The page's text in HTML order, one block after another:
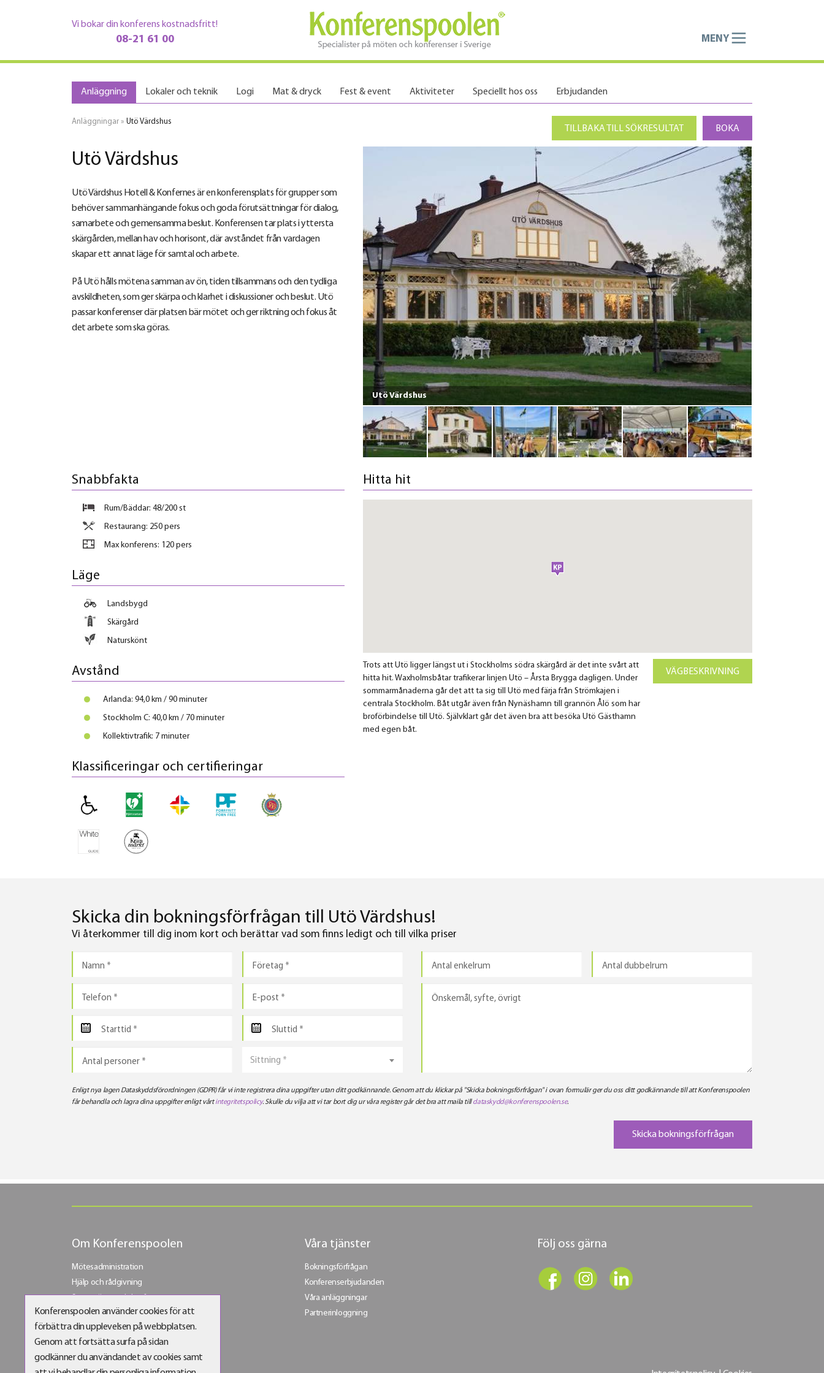
Konferenspoolen använder cookies för att
förbättra din upplevelsen på webbplatsen.
Genom att fortsätta surfa på sidan
godkänner du användandet av cookies samt
Vi bokar din konferens kostnadsfritt!
08-21 61 00 MENY
Anläggning Lokaler och teknik Logi Mat & dryck Fest & event Aktiviteter Speciellt hos oss Erbjudanden
Anläggningar » Utö Värdshus
BOKA
TILLBAKA TILL SÖKRESULTAT
Utö Värdshus
Utö Värdshus Hotell & Konfernes är en konferensplats för grupper som
behöver sammanhängande fokus och goda förutsättningar för dialog,
samarbete och gemensamma beslut. Konferensen tar plats i yttersta
skärgården, mellan hav och horisont, där avståndet från vardagen
skapar ett annat läge för samtal och arbete.
På Utö hålls mötena samman av ön, tiden tillsammans och den tydliga
avskildheten, som ger skärpa och klarhet i diskussioner och beslut. Utö
passar konferenser där platsen bär mötet och ger riktning och fokus åt
det arbete som ska göras.
Utö Värdshus
Snabbfakta
Rum/Bäddar: 48/200 st
Restaurang: 250 pers
Max konferens: 120 pers
Läge
Landsbygd
Skärgård
Naturskönt
Avstånd
Arlanda: 94,0 km / 90 minuter
Stockholm C: 40,0 km / 70 minuter
Kollektivtrafik: 7 minuter
Klassificeringar och certifieringar
Hitta hit
Trots att Utö ligger längst ut i Stockholms södra skärgård är det inte svårt att
hitta hit. Waxholmsbåtar trafikerar linjen Utö – Årsta Brygga dagligen. Under
sommarmånaderna går det att ta sig till Utö med färja från Strömkajen i
centrala Stockholm. Båt utgår även från Nynäshamn till grannön Ålö som har
broförbindelse till Utö. Självklart går det även bra att besöka Utö Gästhamn
med egen båt.
VÄGBESKRIVNING
Skicka din bokningsförfrågan till Utö Värdshus!
Vi återkommer till dig inom kort och berättar vad som finns ledigt och till vilka priser
Sittning *
Enligt nya lagen Dataskyddsförordningen (GDPR) får vi inte registrera dina uppgifter utan ditt godkännande. Genom att du klickar på "Skicka bokningsförfrågan" i ovan formulär ger du oss ditt godkännande till att Konferenspoolen
får behandla och lagra dina uppgifter enligt vårtintegritetspolicy. Skulle du vilja att vi tar bort dig ur våra register går det bra att maila tilldataskydd@konferenspoolen.se.
Om Konferenspoolen
Mötesadministration
Hjälp och rådgivning
Stora möten och konferenser
Bli vår företagskund
Bli partner
Våra tjänster
Bokningsförfrågan
Konferenserbjudanden
Våra anläggningar
Partnerinloggning
Följ oss gärna